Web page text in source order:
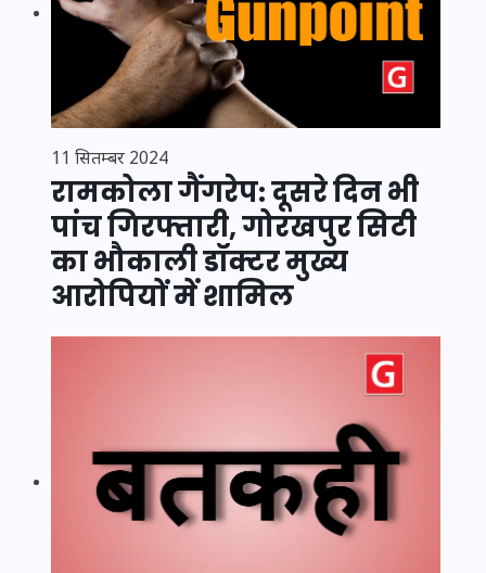
11 सितम्बर 2024
रामकोला गैंगरेप: दूसरे दिन भी
पांच गिरफ्तारी, गोरखपुर सिटी
का भौकाली डॉक्टर मुख्य
आरोपियों में शामिल